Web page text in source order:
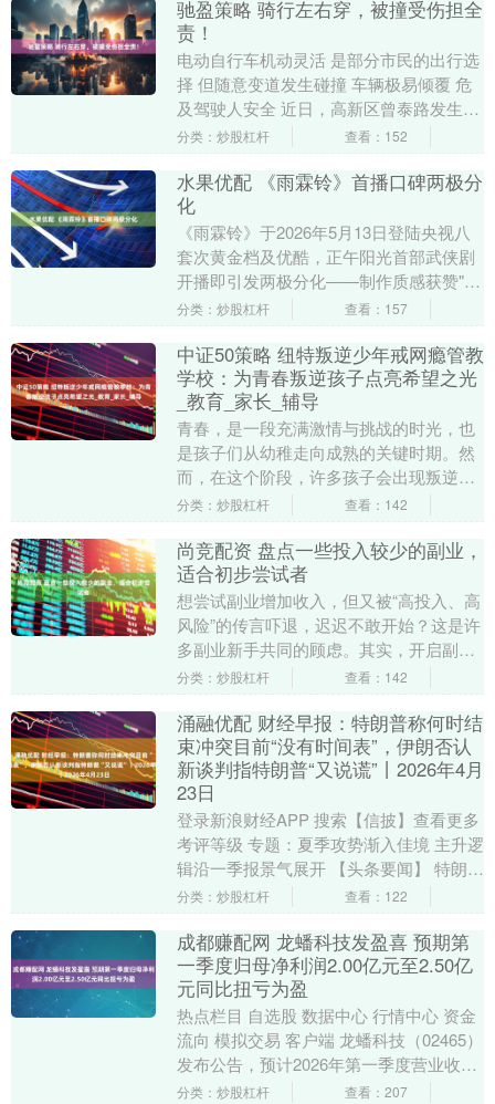
驰盈策略 骑行左右穿，被撞受伤担全
责！
电动自行车机动灵活 是部分市民的出行选
择 但随意变道发生碰撞 车辆极易倾覆 危
及驾驶人安全 近日，高新区曾泰路发生一
起交通事故，接警后民警迅速赶往现场，
分类：炒股杠杆 查看：152
水果优配 《雨霖铃》首播口碑两极分
化
《雨霖铃》于2026年5月13日登陆央视八
套次黄金档及优酷，正午阳光首部武侠剧
开播即引发两极分化——制作质感获赞"武
侠回归"，女主演技与叙事节奏遭密集吐
分类：炒股杠杆 查看：157
中证50策略 纽特叛逆少年戒网瘾管教
学校：为青春叛逆孩子点亮希望之光
_教育_家长_辅导
青春，是一段充满激情与挑战的时光，也
是孩子们从幼稚走向成熟的关键时期。然
而，在这个阶段，许多孩子会出现叛逆行
为，让家长们感到无比困惑和无奈。曾经
分类：炒股杠杆 查看：142
尚竞配资 盘点一些投入较少的副业，
适合初步尝试者
想尝试副业增加收入，但又被“高投入、高
风险”的传言吓退，迟迟不敢开始？这是许
多副业新手共同的顾虑。其实，开启副业
并非一定要重金投入。对于初步尝试者而
分类：炒股杠杆 查看：142
涌融优配 财经早报：特朗普称何时结
束冲突目前“没有时间表”，伊朗否认
新谈判指特朗普“又说谎”丨2026年4月
23日
登录新浪财经APP 搜索【信披】查看更多
考评等级 专题：夏季攻势渐入佳境 主升逻
辑沿一季报景气展开 【头条要闻】 特朗
普：何时结束同伊朗冲突目前“没有时间
分类：炒股杠杆 查看：122
成都赚配网 龙蟠科技发盈喜 预期第
一季度归母净利润2.00亿元至2.50亿
元同比扭亏为盈
热点栏目 自选股 数据中心 行情中心 资金
流向 模拟交易 客户端 龙蟠科技（02465）
发布公告，预计2026年第一季度营业收入
人民币33.00亿元至人民币36....
分类：炒股杠杆 查看：207